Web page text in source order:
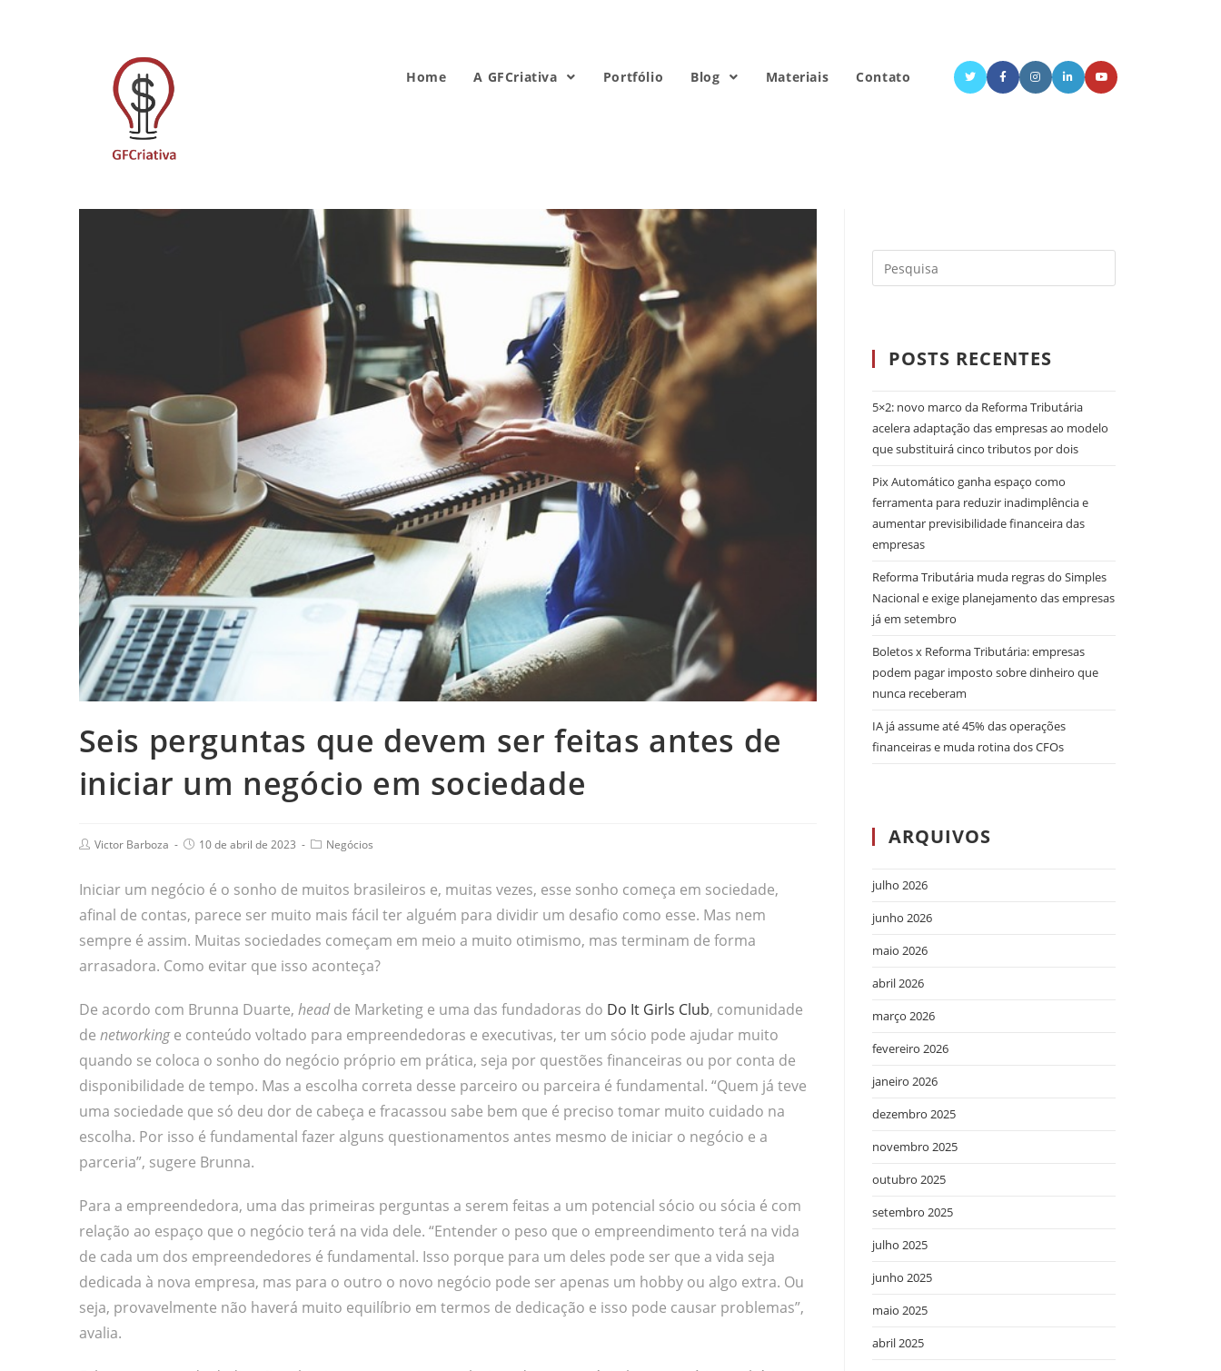
Home A GFCriativa Portfólio Blog Materiais Contato
Seis perguntas que devem ser feitas antes de
iniciar um negócio em sociedade
Victor Barboza 10 de abril de 2023 Negócios
Iniciar um negócio é o sonho de muitos brasileiros e, muitas vezes, esse sonho começa em sociedade,
afinal de contas, parece ser muito mais fácil ter alguém para dividir um desafio como esse. Mas nem
sempre é assim. Muitas sociedades começam em meio a muito otimismo, mas terminam de forma
arrasadora. Como evitar que isso aconteça?
De acordo com Brunna Duarte, headde Marketing e uma das fundadoras do Do It Girls Club, comunidade
de networkinge conteúdo voltado para empreendedoras e executivas, ter um sócio pode ajudar muito
quando se coloca o sonho do negócio próprio em prática, seja por questões financeiras ou por conta de
disponibilidade de tempo. Mas a escolha correta desse parceiro ou parceira é fundamental. “Quem já teve
uma sociedade que só deu dor de cabeça e fracassou sabe bem que é preciso tomar muito cuidado na
escolha. Por isso é fundamental fazer alguns questionamentos antes mesmo de iniciar o negócio e a
parceria”, sugere Brunna.
Para a empreendedora, uma das primeiras perguntas a serem feitas a um potencial sócio ou sócia é com
relação ao espaço que o negócio terá na vida dele. “Entender o peso que o empreendimento terá na vida
de cada um dos empreendedores é fundamental. Isso porque para um deles pode ser que a vida seja
dedicada à nova empresa, mas para o outro o novo negócio pode ser apenas um hobby ou algo extra. Ou
seja, provavelmente não haverá muito equilíbrio em termos de dedicação e isso pode causar problemas”,
avalia.
POSTS RECENTES
5×2: novo marco da Reforma Tributária
acelera adaptação das empresas ao modelo
que substituirá cinco tributos por dois
Pix Automático ganha espaço como
ferramenta para reduzir inadimplência e
aumentar previsibilidade financeira das
empresas
Reforma Tributária muda regras do Simples
Nacional e exige planejamento das empresas
já em setembro
Boletos x Reforma Tributária: empresas
podem pagar imposto sobre dinheiro que
nunca receberam
IA já assume até 45% das operações
financeiras e muda rotina dos CFOs
ARQUIVOS
julho 2026
junho 2026
maio 2026
abril 2026
março 2026
fevereiro 2026
janeiro 2026
dezembro 2025
novembro 2025
outubro 2025
setembro 2025
julho 2025
junho 2025
maio 2025
abril 2025